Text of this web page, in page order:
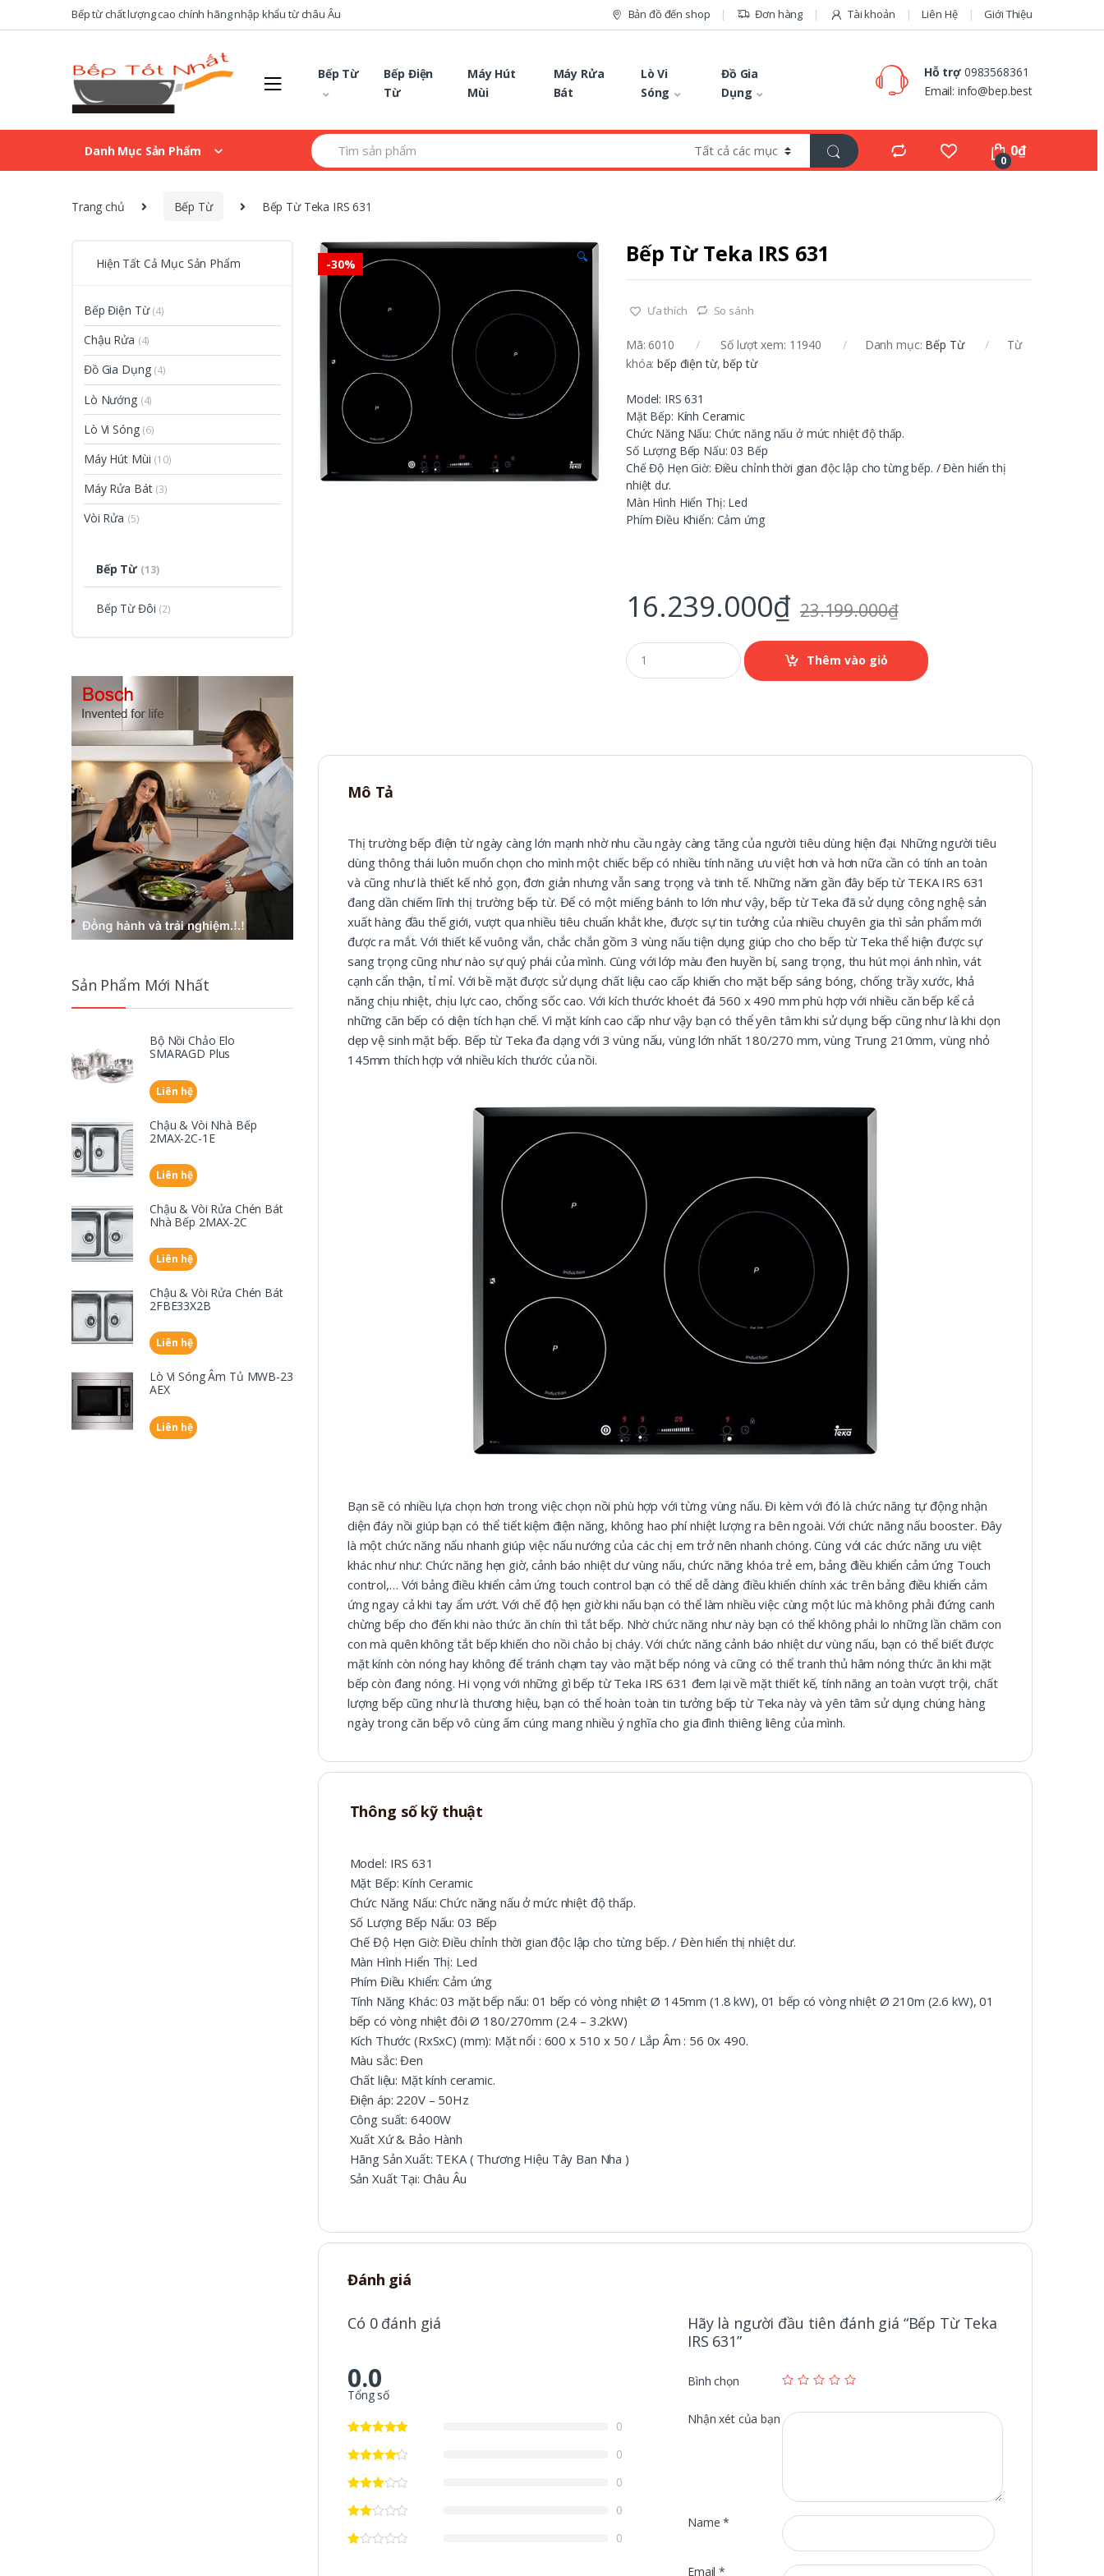
to
to
Bếp từ chất lượng cao chính hãng nhập khẩu từ châu Âu Bản đồ đến shop Đơn hàng Tài khoản Liên Hệ Giới Thiệu
Bếp Từ
Bếp Điện
Từ
Máy Hút
Mùi
Máy Rửa
Bát
Lò Vi
Sóng
Đồ Gia
Dụng
Hỗ trợ0983568361
Email: info@bep.best
Danh Mục Sản Phẩm
Search
for:
0
0₫
Trang chủ Bếp Từ Bếp Từ Teka IRS 631
-30% 🔍 Bếp Từ Teka IRS 631
Ưa thích So sánh
Mã: 6010 Số lượt xem: 11940 Danh mục: Bếp Từ
Từ
khóa:bếp điện từ,bếp từ
Model: IRS 631
Mặt Bếp: Kính Ceramic
Chức Năng Nấu: Chức năng nấu ở mức nhiệt độ thấp.
Số Lượng Bếp Nấu: 03 Bếp
Chế Độ Hẹn Giờ: Điều chỉnh thời gian độc lập cho từng bếp. / Đèn hiển thị
nhiệt dư.
Màn Hình Hiển Thị: Led
Phím Điều Khiển: Cảm ứng
16.239.000₫ 23.199.000₫
Q
u
a
y
Thêm vào giỏ
Mô Tả
Thị trường bếp điện từ ngày càng lớn mạnh nhờ nhu cầu ngày càng tăng của người tiêu dùng hiện đại. Những người tiêu
dùng thông thái luôn muốn chọn cho mình một chiếc bếp có nhiều tính năng ưu việt hơn và hơn nữa cần có tính an toàn
và cũng như là thiết kế nhỏ gọn, đơn giản nhưng vẫn sang trọng và tinh tế. Những năm gần đây bếp từ TEKA IRS 631
đang dần chiếm lĩnh thị trường bếp từ. Để có một miếng bánh to lớn như vậy, bếp từ Teka đã sử dụng công nghệ sản
xuất hàng đầu thế giới, vượt qua nhiều tiêu chuẩn khắt khe, được sự tin tưởng của nhiều chuyên gia thì sản phẩm mới
được ra mắt. Với thiết kế vuông vắn, chắc chắn gồm 3 vùng nấu tiện dụng giúp cho cho bếp từ Teka thể hiện được sự
sang trọng cũng như nào sự quý phái của mình. Cùng với lớp màu đen huyền bí, sang trọng, thu hút mọi ánh nhìn, vát
cạnh cẩn thận, tỉ mỉ. Với bề mặt được sử dụng chất liệu cao cấp khiến cho mặt bếp sáng bóng, chống trầy xước, khả
năng chịu nhiệt, chịu lực cao, chống sốc cao. Với kích thước khoét đá 560 x 490 mm phù hợp với nhiều căn bếp kể cả
những căn bếp có diện tích hạn chế. Vì mặt kính cao cấp như vậy bạn có thể yên tâm khi sử dụng bếp cũng như là khi dọn
dẹp vệ sinh mặt bếp. Bếp từ Teka đa dạng với 3 vùng nấu, vùng lớn nhất 180/270 mm, vùng Trung 210mm, vùng nhỏ
145mm thích hợp với nhiều kích thước của nồi.
Bạn sẽ có nhiều lựa chọn hơn trong việc chọn nồi phù hợp với từng vùng nấu. Đi kèm với đó là chức năng tự động nhận
diện đáy nồi giúp bạn có thể tiết kiệm điện năng, không hao phí nhiệt lượng ra bên ngoài. Với chức năng nấu booster. Đây
là một chức năng nấu nhanh giúp việc nấu nướng của các chị em trở nên nhanh chóng. Cùng với các chức năng ưu việt
khác như như: Chức năng hẹn giờ, cảnh báo nhiệt dư vùng nấu, chức năng khóa trẻ em, bảng điều khiển cảm ứng Touch
control,… Với bảng điều khiển cảm ứng touch control bạn có thể dễ dàng điều khiển chính xác trên bảng điều khiển cảm
ứng ngay cả khi tay ẩm ướt. Với chế độ hẹn giờ khi nấu bạn có thể làm nhiều việc cùng một lúc mà không phải đứng canh
chừng bếp cho đến khi nào thức ăn chín thì tắt bếp. Nhờ chức năng như này bạn có thể không phải lo những lần chăm con
con mà quên không tắt bếp khiến cho nồi chảo bị cháy. Với chức năng cảnh báo nhiệt dư vùng nấu, bạn có thể biết được
mặt kính còn nóng hay không để tránh chạm tay vào mặt bếp nóng và cũng có thể tranh thủ hâm nóng thức ăn khi mặt
bếp còn đang nóng. Hi vọng với những gì bếp từ Teka IRS 631 đem lại về mặt thiết kế, tính năng an toàn vượt trội, chất
lượng bếp cũng như là thương hiệu, bạn có thể hoàn toàn tin tưởng bếp từ Teka này và yên tâm sử dụng chúng hàng
ngày trong căn bếp vô cùng ấm cúng mang nhiều ý nghĩa cho gia đình thiêng liêng của mình.
Thông số kỹ thuật
Model: IRS 631
Mặt Bếp: Kính Ceramic
Chức Năng Nấu: Chức năng nấu ở mức nhiệt độ thấp.
Số Lượng Bếp Nấu: 03 Bếp
Chế Độ Hẹn Giờ: Điều chỉnh thời gian độc lập cho từng bếp. / Đèn hiển thị nhiệt dư.
Màn Hình Hiển Thị: Led
Phím Điều Khiển: Cảm ứng
Tính Năng Khác: 03 mặt bếp nấu: 01 bếp có vòng nhiệt Ø 145mm (1.8 kW), 01 bếp có vòng nhiệt Ø 210m (2.6 kW), 01
bếp có vòng nhiệt đôi Ø 180/270mm (2.4 – 3.2kW)
Kích Thước (RxSxC) (mm): Mặt nổi : 600 x 510 x 50 / Lắp Âm : 56 0x 490.
Màu sắc: Đen
Chất liệu: Mặt kính ceramic.
Điện áp: 220V – 50Hz
Công suất: 6400W
Xuất Xứ & Bảo Hành
Hãng Sản Xuất: TEKA ( Thương Hiệu Tây Ban Nha )
Sản Xuất Tại: Châu Âu
Đánh giá
Có 0 đánh giá
0.0
Tổng số
0
0
0
0
0
Hãy là người đầu tiên đánh giá “Bếp Từ Teka
IRS 631”
Bình chọn
Nhận xét của bạn
Name*
Email*
Hiện Tất Cả Mục Sản Phẩm
Bếp Điện Từ(4)
Chậu Rửa (4)
Đồ Gia Dụng (4)
Lò Nướng (4)
Lò Vi Sóng (6)
Máy Hút Mùi (10)
Máy Rửa Bát (3)
Vòi Rửa (5)
Bếp Từ (13)
Bếp Từ Đôi (2)
Sản Phẩm Mới Nhất
Bộ Nồi Chảo Elo
SMARAGD Plus
Liên hệ
Chậu & Vòi Nhà Bếp
2MAX-2C-1E
Liên hệ
Chậu & Vòi Rửa Chén Bát
Nhà Bếp 2MAX-2C
Liên hệ
Chậu & Vòi Rửa Chén Bát
2FBE33X2B
Liên hệ
Lò Vi Sóng Âm Tủ MWB-23
AEX
Liên hệ